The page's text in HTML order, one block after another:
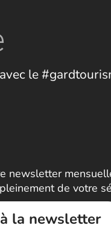
le
newsletter
de votre
la newsletter